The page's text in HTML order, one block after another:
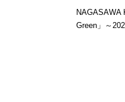
NAGASAWA
Green」～